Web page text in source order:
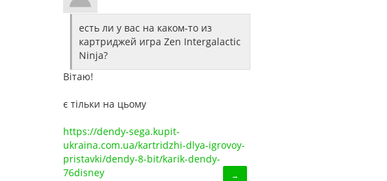
есть ли у вас на каком-то из
картриджей игра Zen Intergalactic
Ninja?
Вітаю!
є тільки на цьому
https://dendy-sega.kupit-
ukraina.com.ua/kartridzhi-dlya-igrovoy-
pristavki/dendy-8-bit/karik-dendy-
76disney
→